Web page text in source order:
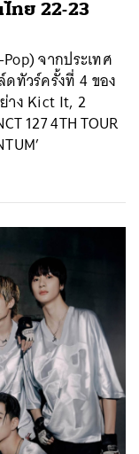
ทย 22-23
จากประเทศ
ดทัวร์ครั้งที่ 4 ของ
าง Kict It, 2
127 4TH TOUR